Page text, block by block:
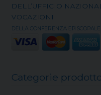
DELL’UFFICIO
VOCAZIONI
DELLA CONFERENZA
Categorie